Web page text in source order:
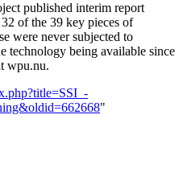
published interim report
of the 39 key pieces of
were never subjected to
technology being available since
wpu.nu.
"